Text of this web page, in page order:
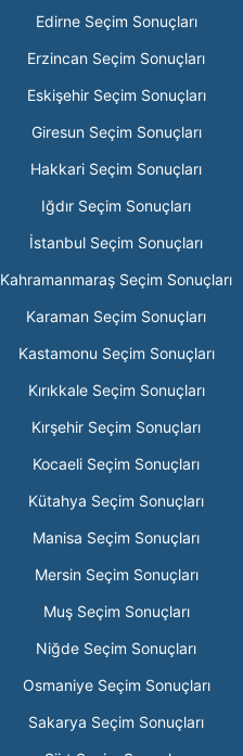
Edirne Seçim Sonuçları
Erzincan Seçim Sonuçları
Eskişehir Seçim Sonuçları
Giresun Seçim Sonuçları
Hakkari Seçim Sonuçları
Iğdır Seçim Sonuçları
İstanbul Seçim Sonuçları
Kahramanmaraş Seçim Sonuçları
Karaman Seçim Sonuçları
Kastamonu Seçim Sonuçları
Kırıkkale Seçim Sonuçları
Kırşehir Seçim Sonuçları
Kocaeli Seçim Sonuçları
Kütahya Seçim Sonuçları
Manisa Seçim Sonuçları
Mersin Seçim Sonuçları
Muş Seçim Sonuçları
Niğde Seçim Sonuçları
Osmaniye Seçim Sonuçları
Sakarya Seçim Sonuçları